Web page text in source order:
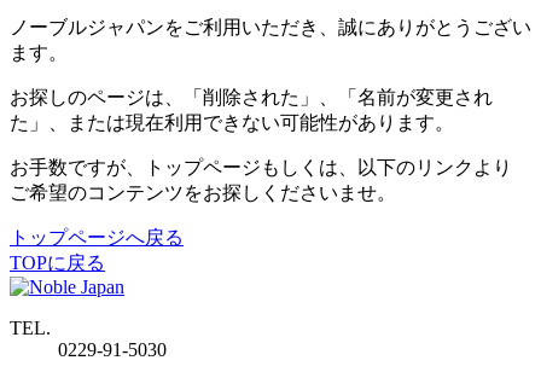
ノーブルジャパンをご利用いただき、誠にありがとうござい
ます。
お探しのページは、「削除された」、「名前が変更され
た」、または現在利用できない可能性があります。
お手数ですが、トップページもしくは、以下のリンクより
ご希望のコンテンツをお探しくださいませ。
トップページへ戻る
TOPに戻る
TEL.
0229-91-5030